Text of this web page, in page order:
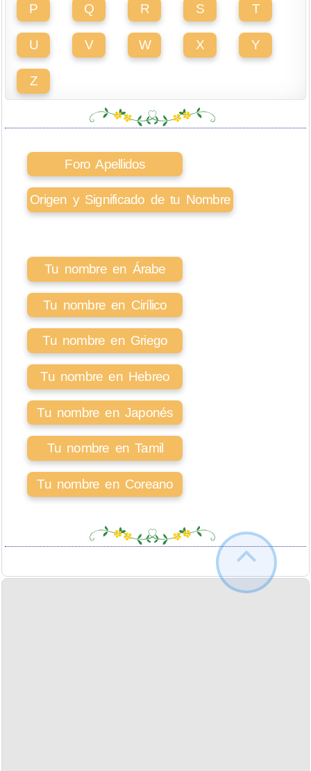
P Q R S T
U V W X Y
Z
Foro Apellidos
Origen y Significado de tu Nombre
Tu nombre en Árabe
Tu nombre en Cirílico
Tu nombre en Griego
Tu nombre en Hebreo
Tu nombre en Japonés
Tu nombre en Tamil
Tu nombre en Coreano